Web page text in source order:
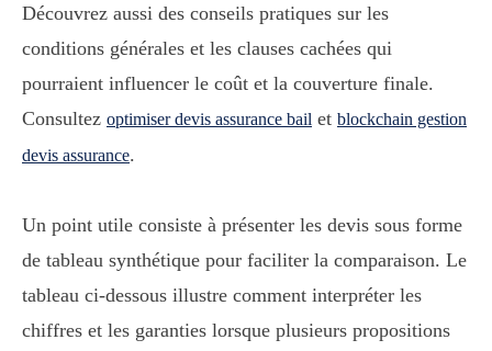
Découvrez aussi des conseils pratiques sur les
conditions générales et les clauses cachées qui
pourraient influencer le coût et la couverture finale.
Consultez optimiser devis assurance bail et blockchain gestion
devis assurance.
Un point utile consiste à présenter les devis sous forme
de tableau synthétique pour faciliter la comparaison. Le
tableau ci-dessous illustre comment interpréter les
chiffres et les garanties lorsque plusieurs propositions